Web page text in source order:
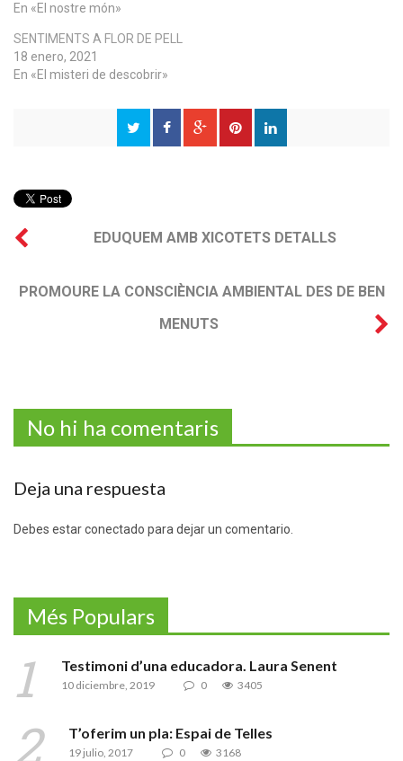
En «El nostre món»
SENTIMENTS A FLOR DE PELL
18 enero, 2021
En «El misteri de descobrir»
EDUQUEM AMB XICOTETS DETALLS
PROMOURE LA CONSCIÈNCIA AMBIENTAL DES DE BEN
MENUTS
No hi ha comentaris
Deja una respuesta
Debes estar conectado para dejar un comentario.
Més Populars
Testimoni d’una educadora. Laura Senent
10 diciembre, 2019 0 3405
T’oferim un pla: Espai de Telles
19 julio, 2017 0 3168